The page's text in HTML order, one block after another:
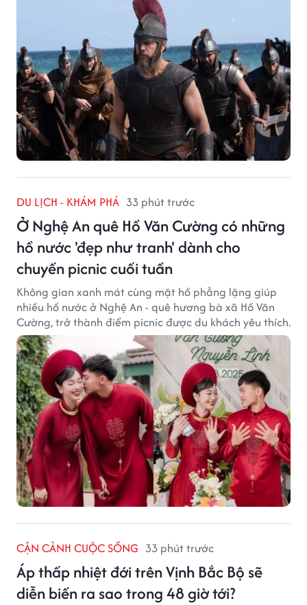
DU LỊCH - KHÁM PHÁ 33 phút trước
Ở Nghệ An quê Hồ Văn Cường có những
hồ nước 'đẹp như tranh' dành cho
chuyến picnic cuối tuần
Không gian xanh mát cùng mặt hồ phẳng lặng giúp
nhiều hồ nước ở Nghệ An - quê hương bà xã Hồ Văn
Cường, trở thành điểm picnic được du khách yêu thích.
CẬN CẢNH CUỘC SỐNG 33 phút trước
Áp thấp nhiệt đới trên Vịnh Bắc Bộ sẽ
diễn biến ra sao trong 48 giờ tới?